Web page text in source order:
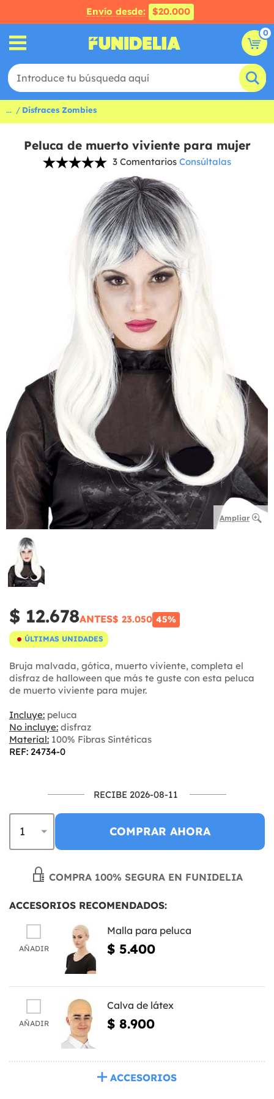
Envío desde: $20.000
0
... Disfraces Zombies
Peluca de muerto viviente para mujer
3 Comentarios Consúltalas
Ampliar
$ 12.678ANTES$ 23.050 45%
ÚLTIMAS UNIDADES
Bruja malvada, gótica, muerto viviente, completa el
disfraz de halloween que más te guste con esta peluca
de muerto viviente para mujer.
Incluye: peluca
No incluye: disfraz
Material: 100% Fibras Sintéticas
REF: 24734-0
RECIBE 2026-08-11
COMPRAR AHORA
COMPRA 100% SEGURA EN FUNIDELIA
ACCESORIOS RECOMENDADOS:
AÑADIR
Malla para peluca
$ 5.400
AÑADIR
Calva de látex
$ 8.900
ACCESORIOS